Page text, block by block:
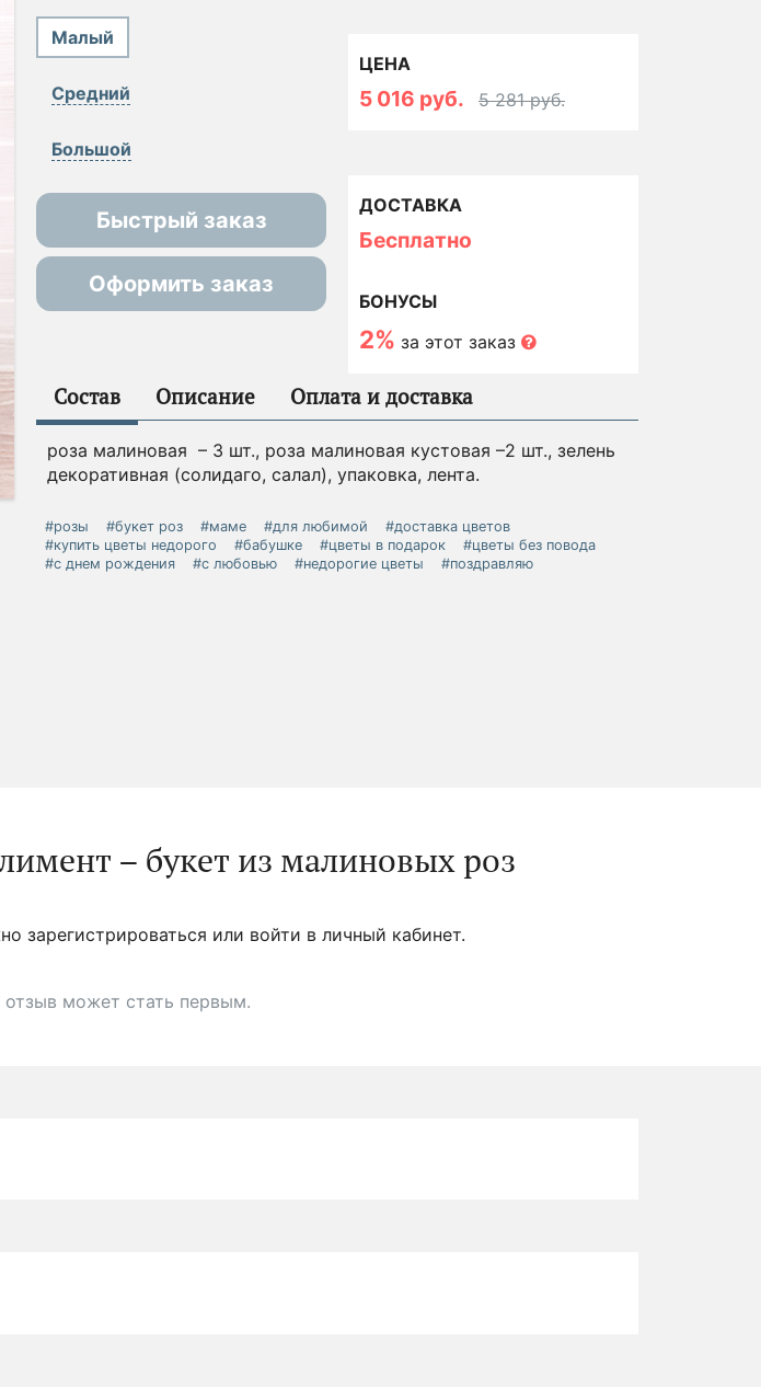
Малый
Средний
Большой
ЦЕНА
5 016 руб. 5 281 руб.
Быстрый заказ
Оформить заказ
ДОСТАВКА
Бесплатно
БОНУСЫ
2% за этот заказ
Состав Описание Оплата и доставка
роза малиновая – 3 шт., роза малиновая кустовая –2 шт., зелень
декоративная (солидаго, салал), упаковка, лента.
#розы #букет роз #маме #для любимой
#доставка цветов
#купить цветы недорого
#бабушке #цветы в подарок
#цветы без повода
#с днем рождения
#с любовью #недорогие цветы #поздравляю
– букет из малиновых роз
зарегистрироваться или войти в личный кабинет.
может стать первым.